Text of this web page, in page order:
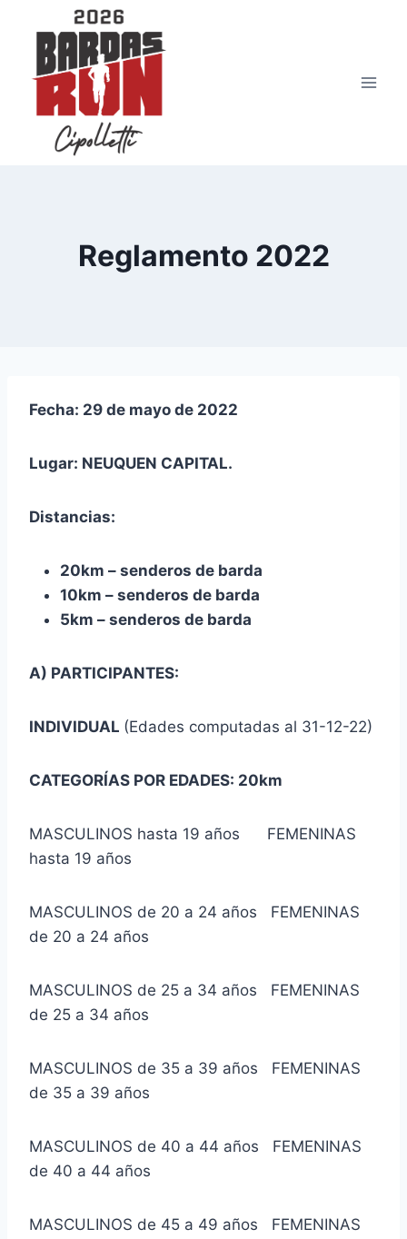
contenido
Reglamento 2022
Fecha: 29 de mayo de 2022
Lugar: NEUQUEN CAPITAL.
Distancias:
20km – senderos de barda
10km – senderos de barda
5km – senderos de barda
A) PARTICIPANTES:
INDIVIDUAL (Edades computadas al 31-12-22)
CATEGORÍAS POR EDADES: 20km
MASCULINOS hasta 19 años FEMENINAS
hasta 19 años
MASCULINOS de 20 a 24 años FEMENINAS
de 20 a 24 años
MASCULINOS de 25 a 34 años FEMENINAS
de 25 a 34 años
MASCULINOS de 35 a 39 años FEMENINAS
de 35 a 39 años
MASCULINOS de 40 a 44 años FEMENINAS
de 40 a 44 años
MASCULINOS de 45 a 49 años FEMENINAS